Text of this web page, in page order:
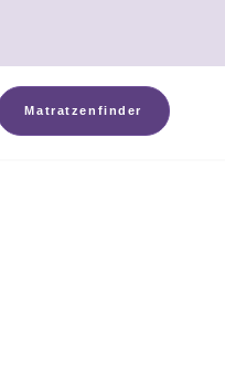
Matratzenfinder